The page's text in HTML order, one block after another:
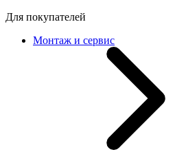
Для покупателей
Монтаж и сервис